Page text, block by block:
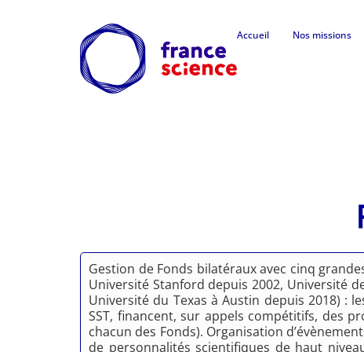
Accueil Nos missions
Gestion de Fonds bilatéraux avec cinq
Université Stanford depuis 2002, Université
Université du Texas à Austin depuis 2018) :
SST, financent, sur appels compétitifs, des
chacun des Fonds). Organisation
de personnalités scientifiques de haut